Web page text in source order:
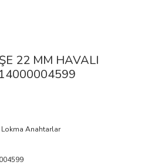
22 MM HAVALI
Lokma Anahtarlar